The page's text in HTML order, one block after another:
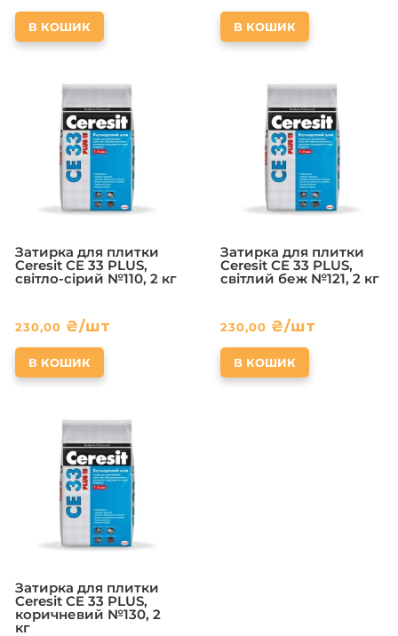
В КОШИК В КОШИК
Затирка для плитки
Ceresit CE 33 PLUS,
світло-сірий №110, 2 кг
230,00 ₴/шт
В КОШИК
Затирка для плитки
Ceresit CE 33 PLUS,
світлий беж №121, 2 кг
230,00 ₴/шт
В КОШИК
Затирка для плитки
Ceresit CE 33 PLUS,
коричневий №130, 2
кг